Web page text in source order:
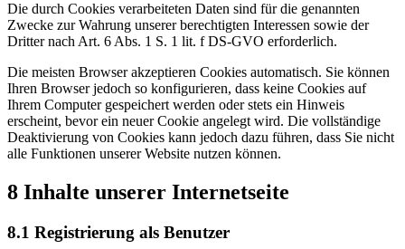
Die durch Cookies verarbeiteten Daten sind für die genannten
Zwecke zur Wahrung unserer berechtigten Interessen sowie der
Dritter nach Art. 6 Abs. 1 S. 1 lit. f DS-GVO erforderlich.
Die meisten Browser akzeptieren Cookies automatisch. Sie können
Ihren Browser jedoch so konfigurieren, dass keine Cookies auf
Ihrem Computer gespeichert werden oder stets ein Hinweis
erscheint, bevor ein neuer Cookie angelegt wird. Die vollständige
Deaktivierung von Cookies kann jedoch dazu führen, dass Sie nicht
alle Funktionen unserer Website nutzen können.
8 Inhalte unserer Internetseite
8.1 Registrierung als Benutzer